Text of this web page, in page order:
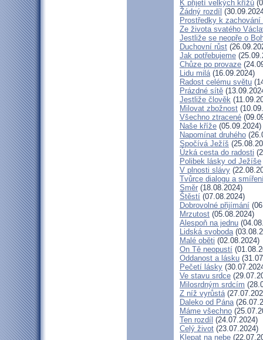
K přijetí velkých křížů
Žádný rozdíl
Prostředky k
Ze života svatého
Jestliže se neopře o
Duchovní růst
Jak potřebujeme
Chůze po provaze
Lidu milá(16.09.2024)
Radost celému světu
Prázdné sítě
Jestliže člověk
Milovat zbožnost
Všechno ztracené
Naše kříže (05.09.2024)
Napomínat druhého
Spočívá Ježíš
Úzká cesta do radosti
Polibek lásky od Ježíše
V plnosti slávy
Tvůrce dialogu a
Směr (18.08.2024)
Štěstí (07.08.2024)
Dobrovolné přijímání
Mrzutost (05.08.2024)
Alespoň na jednu
Lidská svoboda
Malé oběti (02.08.2024)
On Tě neopustí
Oddanost a lásku
Pečetí lásky
Ve stavu srdce
Milosrdným srdcím
Z níž vyrůstá
Daleko od Pána
Máme všechno
Ten rozdíl (24.07.2024)
Celý život (23.07.2024)
Klepat na nebe